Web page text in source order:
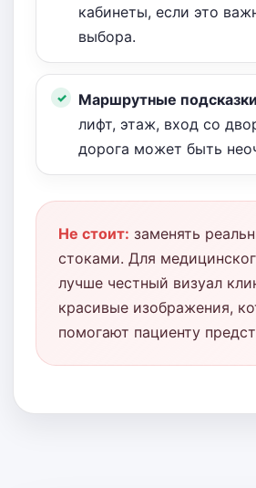
кабинеты, если это
выбора.
Маршрутные
лифт, этаж, вход со
дорога может быть
Не стоит: заменять
стоками. Для
лучше честный визуал
красивые изображения,
помогают пациенту